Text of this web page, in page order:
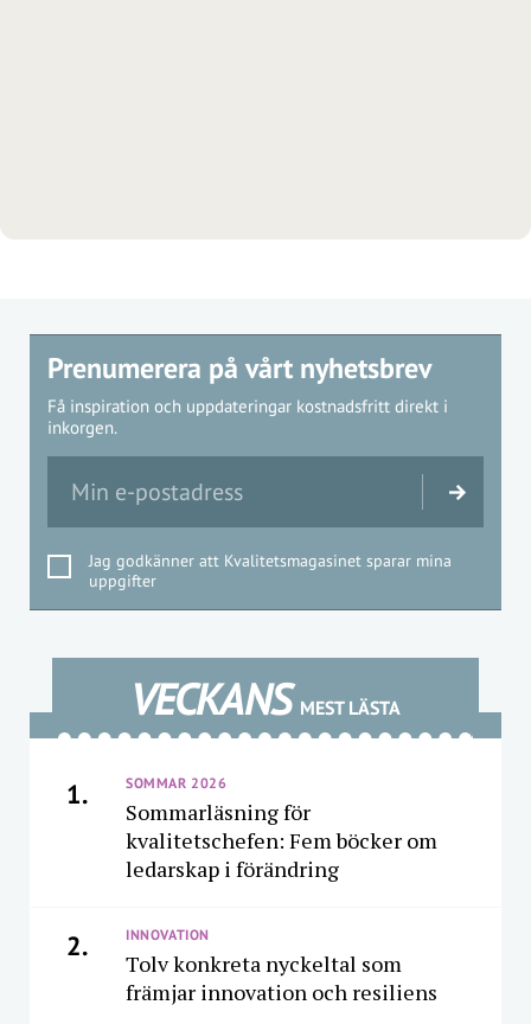
Prenumerera på vårt nyhetsbrev
Få inspiration och uppdateringar kostnadsfritt direkt i
inkorgen.
Jag godkänner att Kvalitetsmagasinet sparar mina
uppgifter
VECKANS MEST LÄSTA
1. SOMMAR 2026
Sommarläsning för
kvalitetschefen: Fem böcker om
ledarskap i förändring
2. INNOVATION
Tolv konkreta nyckeltal som
främjar innovation och resiliens